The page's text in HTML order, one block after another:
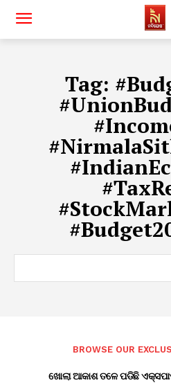
Tag:
BROWSE OUR
ଖୋଲା ଆକାଶ ତଳେ ପଡିଛି